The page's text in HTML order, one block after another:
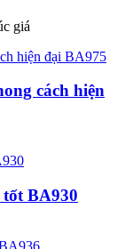
giá
cách hiện
tốt BA930